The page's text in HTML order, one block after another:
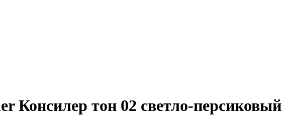
Консилер тон 02 светло-персиковый